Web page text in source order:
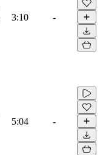
3:10 -
5:04 -